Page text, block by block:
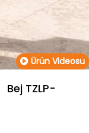
Ürün Videosu
Bej TZLP-